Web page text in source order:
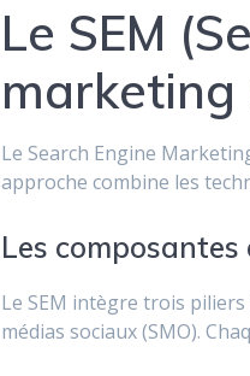
Le SEM
marketing
Le Search Engine
approche combine les
Les composantes
Le SEM intègre trois
médias sociaux (SMO).